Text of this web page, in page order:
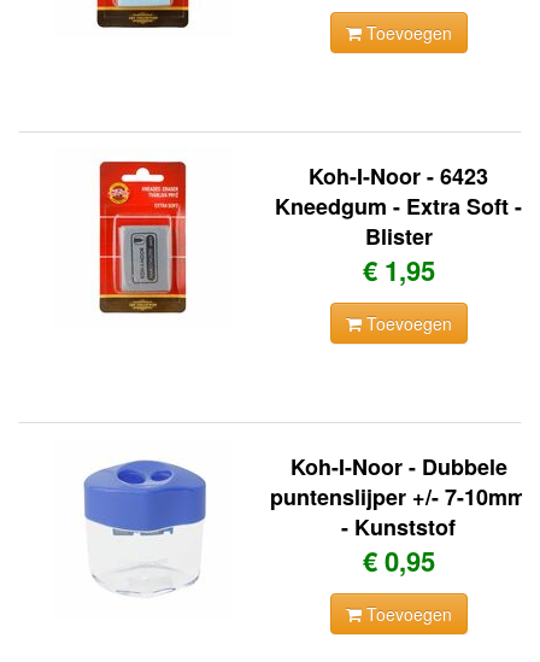
Toevoegen
Koh-I-Noor - 6423
Kneedgum - Extra Soft -
Blister
€ 1,95
Toevoegen
Koh-I-Noor - Dubbele
puntenslijper +/- 7-10mm
- Kunststof
€ 0,95
Toevoegen